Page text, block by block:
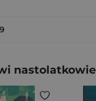
nastolatkowie